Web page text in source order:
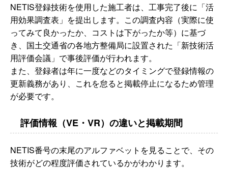
NETIS登録技術を使用した施工者は、工事完了後に「活
用効果調査表」を提出します。この調査内容（実際に使
ってみて良かったか、コストは下がったか等）に基づ
き、国土交通省の各地方整備局に設置された「新技術活
用評価会議」で事後評価が行われます。
また、登録者は年に一度などのタイミングで登録情報の
更新義務があり、これを怠ると掲載停止になるため管理
が必要です。
評価情報（VE・VR）の違いと掲載期間
NETIS番号の末尾のアルファベットを見ることで、その
技術がどの程度評価されているかがわかります。